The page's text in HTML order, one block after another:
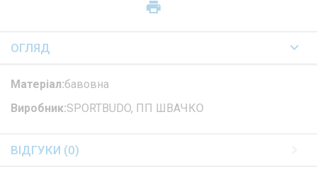
ОГЛЯД
Матеріал:бавовна
Виробник:SPORTBUDO, ПП ШВАЧКО
ВІДГУКИ (0)